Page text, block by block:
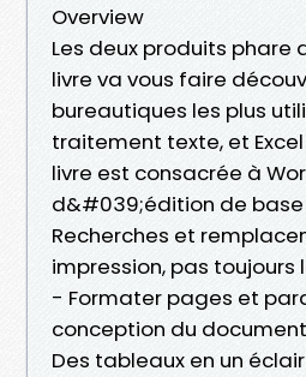
Overview
Les deux produits phare
livre va vous faire
bureautiques les plus
traitement texte, et
livre est consacrée à
d&#039;édition de
Recherches et
impression, pas
- Formater pages et
conception du
Des tableaux en un